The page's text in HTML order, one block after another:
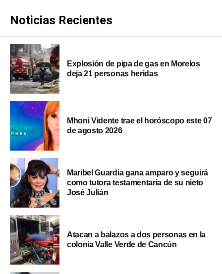
Noticias Recientes
Explosión de pipa de gas en Morelos
deja 21 personas heridas
Mhoni Vidente trae el horóscopo este 07
de agosto 2026
Maribel Guardia gana amparo y seguirá
como tutora testamentaria de su nieto
José Julián
Atacan a balazos a dos personas en la
colonia Valle Verde de Cancún